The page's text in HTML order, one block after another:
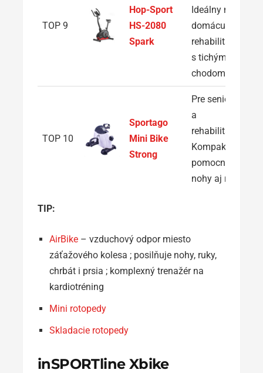
TOP 9
Hop-Sport
HS-2080
Spark
Ideálny na
domácu
rehabilitáciu
s tichým
chodom
TOP 10
Sportago
Mini Bike
Strong
Pre seniorov
a
rehabilitáciu:
Kompaktný
pomocník na
nohy aj ruky
TIP:
AirBike – vzduchový odpor miesto
záťažového kolesa ; posilňuje nohy, ruky,
chrbát i prsia ; komplexný trenažér na
kardiotréning
Mini rotopedy
Skladacie rotopedy
inSPORTline Xbike